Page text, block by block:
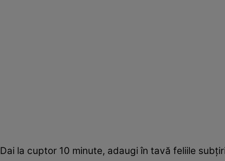
Dai la cuptor 10 minute, adaugi în tavă feliile